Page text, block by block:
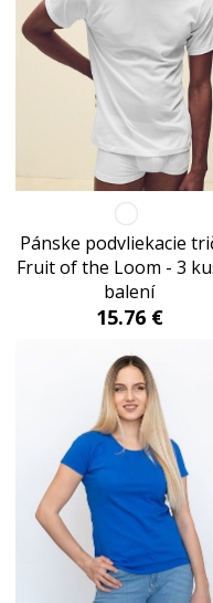
Pánske podvliekacie
Fruit of the Loom - 3
balení
15.76 €